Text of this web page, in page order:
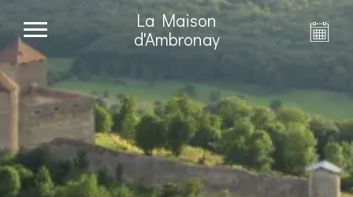
La Maison
d'Ambronay